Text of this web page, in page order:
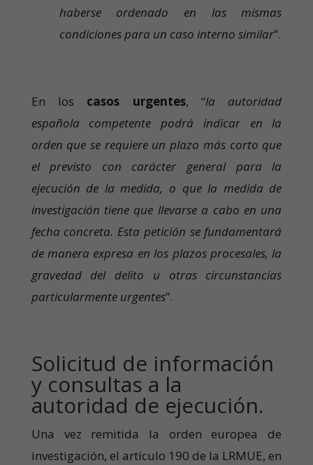
haberse ordenado en las mismas
condiciones para un caso interno similar”.
En los casos urgentes, “la autoridad
española competente podrá indicar en la
orden que se requiere un plazo más corto que
el previsto con carácter general para la
ejecución de la medida, o que la medida de
investigación tiene que llevarse a cabo en una
fecha concreta. Esta petición se fundamentará
de manera expresa en los plazos procesales, la
gravedad del delito u otras circunstancias
particularmente urgentes”.
Solicitud de información
y consultas a la
autoridad de ejecución.
Una vez remitida la orden europea de
investigación, el artículo 190 de la LRMUE, en